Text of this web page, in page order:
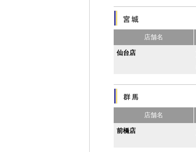
店舗名
仙台店
店舗名
前橋店